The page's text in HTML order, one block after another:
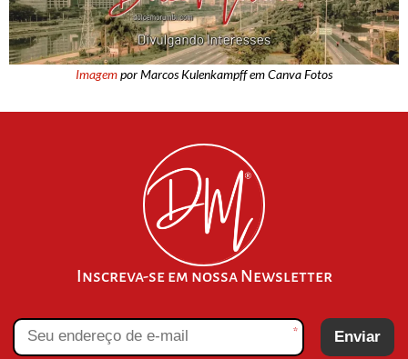
Imagempor Marcos Kulenkampff em Canva Fotos
Inscreva-se em nossa Newsletter
* Enviar